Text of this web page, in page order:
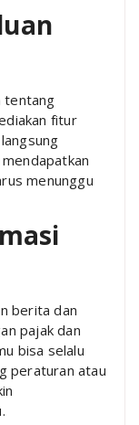
tentang
fitur
menunggu
berita dan
pajak dan
bisa selalu
peraturan atau